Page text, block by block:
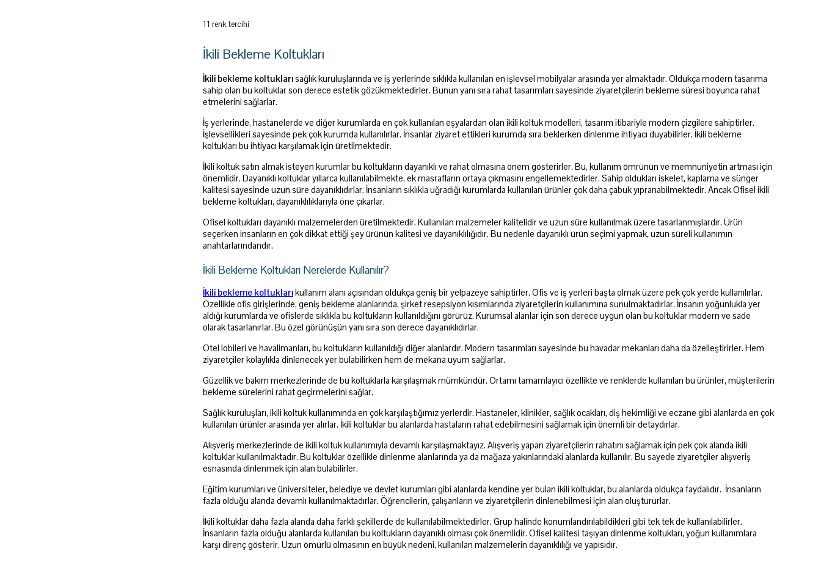
11 renk tercihi
İkili Bekleme Koltukları
İkili bekleme koltuklarısağlık kuruluşlarında ve iş yerlerinde sıklıkla kullanılan en işlevsel mobilyalar arasında yer almaktadır. Oldukça modern tasarıma
sahip olan bu koltuklar son derece estetik gözükmektedirler. Bunun yanı sıra rahat tasarımları sayesinde ziyaretçilerin bekleme süresi boyunca rahat
etmelerini sağlarlar.
İş yerlerinde, hastanelerde ve diğer kurumlarda en çok kullanılan eşyalardan olan ikili koltuk modelleri, tasarım itibariyle modern çizgilere sahiptirler.
İşlevsellikleri sayesinde pek çok kurumda kullanılırlar. İnsanlar ziyaret ettikleri kurumda sıra beklerken dinlenme ihtiyacı duyabilirler. İkili bekleme
koltukları bu ihtiyacı karşılamak için üretilmektedir.
İkili koltuk satın almak isteyen kurumlar bu koltukların dayanıklı ve rahat olmasına önem gösterirler. Bu, kullanım ömrünün ve memnuniyetin artması için
önemlidir. Dayanıklı koltuklar yıllarca kullanılabilmekte, ek masrafların ortaya çıkmasını engellemektedirler. Sahip oldukları iskelet, kaplama ve sünger
kalitesi sayesinde uzun süre dayanıklıdırlar. İnsanların sıklıkla uğradığı kurumlarda kullanılan ürünler çok daha çabuk yıpranabilmektedir. Ancak Ofisel ikili
bekleme koltukları, dayanıklılıklarıyla öne çıkarlar.
Ofisel koltukları dayanıklı malzemelerden üretilmektedir. Kullanılan malzemeler kalitelidir ve uzun süre kullanılmak üzere tasarlanmışlardır. Ürün
seçerken insanların en çok dikkat ettiği şey ürünün kalitesi ve dayanıklılığıdır. Bu nedenle dayanıklı ürün seçimi yapmak, uzun süreli kullanımın
anahtarlarındandır.
İkili Bekleme Koltukları Nerelerde Kullanılır?
İkili bekleme koltuklarıkullanım alanı açısından oldukça geniş bir yelpazeye sahiptirler. Ofis ve iş yerleri başta olmak üzere pek çok yerde kullanılırlar.
Özellikle ofis girişlerinde, geniş bekleme alanlarında, şirket resepsiyon kısımlarında ziyaretçilerin kullanımına sunulmaktadırlar. İnsanın yoğunlukla yer
aldığı kurumlarda ve ofislerde sıklıkla bu koltukların kullanıldığını görürüz. Kurumsal alanlar için son derece uygun olan bu koltuklar modern ve sade
olarak tasarlanırlar. Bu özel görünüşün yanı sıra son derece dayanıklıdırlar.
Otel lobileri ve havalimanları, bu koltukların kullanıldığı diğer alanlardır. Modern tasarımları sayesinde bu havadar mekanları daha da özelleştirirler. Hem
ziyaretçiler kolaylıkla dinlenecek yer bulabilirken hem de mekana uyum sağlarlar.
Güzellik ve bakım merkezlerinde de bu koltuklarla karşılaşmak mümkündür. Ortamı tamamlayıcı özellikte ve renklerde kullanılan bu ürünler, müşterilerin
bekleme sürelerini rahat geçirmelerini sağlar.
Sağlık kuruluşları, ikili koltuk kullanımında en çok karşılaştığımız yerlerdir. Hastaneler, klinikler, sağlık ocakları, diş hekimliği ve eczane gibi alanlarda en çok
kullanılan ürünler arasında yer alırlar. İkili koltuklar bu alanlarda hastaların rahat edebilmesini sağlamak için önemli bir detaydırlar.
Alışveriş merkezlerinde de ikili koltuk kullanımıyla devamlı karşılaşmaktayız. Alışveriş yapan ziyaretçilerin rahatını sağlamak için pek çok alanda ikili
koltuklar kullanılmaktadır. Bu koltuklar özellikle dinlenme alanlarında ya da mağaza yakınlarındaki alanlarda kullanılır. Bu sayede ziyaretçiler alışveriş
esnasında dinlenmek için alan bulabilirler.
Eğitim kurumları ve üniversiteler, belediye ve devlet kurumları gibi alanlarda kendine yer bulan ikili koltuklar, bu alanlarda oldukça faydalıdır. İnsanların
fazla olduğu alanda devamlı kullanılmaktadırlar. Öğrencilerin, çalışanların ve ziyaretçilerin dinlenebilmesi için alan oluştururlar.
İkili koltuklar daha fazla alanda daha farklı şekillerde de kullanılabilmektedirler. Grup halinde konumlandırılabildikleri gibi tek tek de kullanılabilirler.
İnsanların fazla olduğu alanlarda kullanılan bu koltukların dayanıklı olması çok önemlidir. Ofisel kalitesi taşıyan dinlenme koltukları, yoğun kullanımlara
karşı direnç gösterir. Uzun ömürlü olmasının en büyük nedeni, kullanılan malzemelerin dayanıklılığı ve yapısıdır.